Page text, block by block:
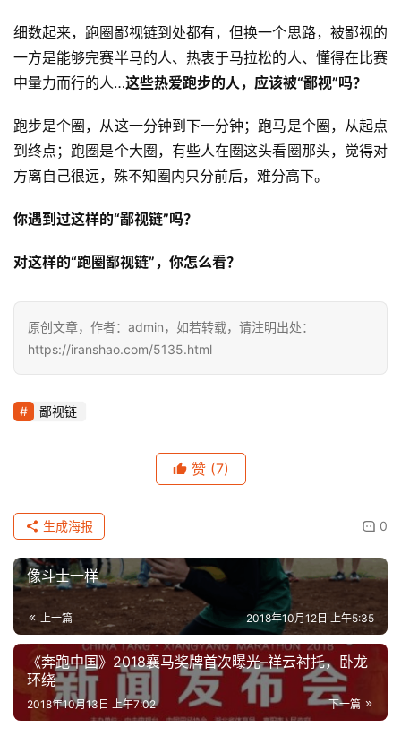
细数起来，跑圈鄙视链到处都有，但换一个思路，被鄙视的
一方是能够完赛半马的人、热衷于马拉松的人、懂得在比赛
中量力而行的人…这些热爱跑步的人，应该被“鄙视”吗？
跑步是个圈，从这一分钟到下一分钟；跑马是个圈，从起点
到终点；跑圈是个大圈，有些人在圈这头看圈那头，觉得对
方离自己很远，殊不知圈内只分前后，难分高下。
你遇到过这样的“鄙视链”吗？
对这样的“跑圈鄙视链”，你怎么看？
原创文章，作者：admin，如若转载，请注明出处：
https://iranshao.com/5135.html
鄙视链
赞 (7)
0
生成海报
像斗士一样
上一篇 2018年10月12日 上午5:35
《奔跑中国》2018襄马奖牌首次曝光–祥云衬托，卧龙
环绕
下一篇
2018年10月13日 上午7:02